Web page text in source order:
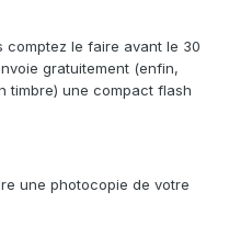
comptez le faire avant le 30
gratuitement (enfin,
timbre) une compact flash
une photocopie de votre